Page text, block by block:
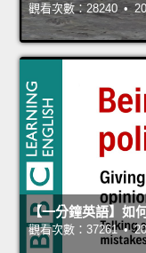
觀看次數：28240 •
【一分鐘英語】如
觀看次數：37261 •